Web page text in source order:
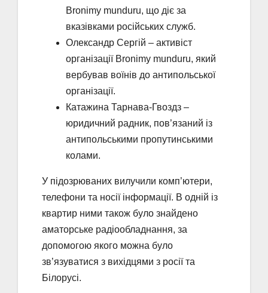
Bronimy munduru, що діє за
вказівками російських служб.
Олександр Сергій – активіст
організації Bronimy munduru, який
вербував воїнів до антипольської
організації.
Катажина Тарнава-Гвоздз –
юридичний радник, пов’язаний із
антипольськими пропутинськими
колами.
У підозрюваних вилучили комп’ютери,
телефони та носії інформації. В одній із
квартир ними також було знайдено
аматорське радіообладнання, за
допомогою якого можна було
зв’язуватися з вихідцями з росії та
Білорусі.